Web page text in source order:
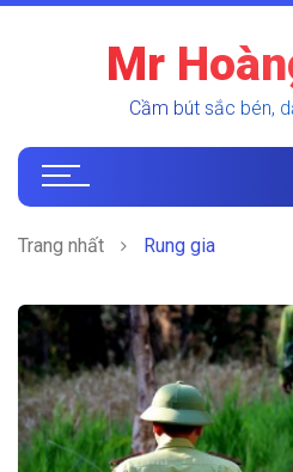
Mr
Cầm bút sắc bén,
Trang nhất Rung gia